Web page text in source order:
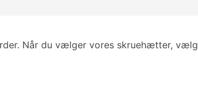
Når du vælger vores skruehætter,